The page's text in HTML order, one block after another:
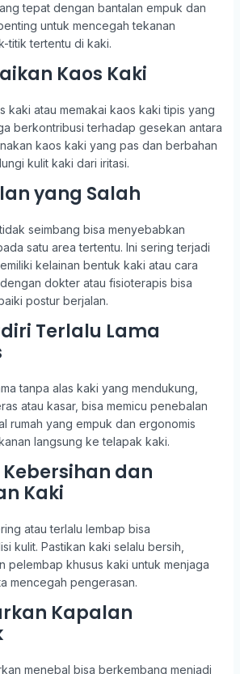
tepat dengan bantalan empuk dan
untuk mencegah tekanan
titik tertentu di kaki.
Kaos Kaki
kaki atau memakai kaos kaki tipis yang
berkontribusi terhadap gesekan antara
kaos kaki yang pas dan berbahan
kulit kaki dari iritasi.
yang Salah
seimbang bisa menyebabkan
satu area tertentu. Ini sering terjadi
kelainan bentuk kaki atau cara
dokter atau fisioterapis bisa
postur berjalan.
Terlalu Lama
tanpa alas kaki yang mendukung,
atau kasar, bisa memicu penebalan
rumah yang empuk dan ergonomis
langsung ke telapak kaki.
dan
Kaki
atau terlalu lembap bisa
kulit. Pastikan kaki selalu bersih,
pelembap khusus kaki untuk menjaga
mencegah pengerasan.
Kapalan
menebal bisa berkembang menjadi